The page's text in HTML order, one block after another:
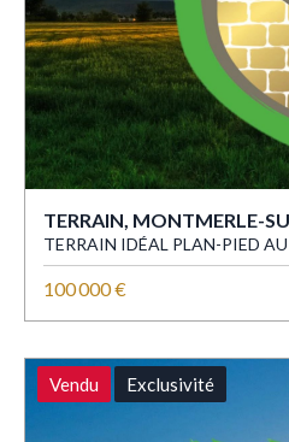
TERRAIN, MONTMERLE-
TERRAIN IDÉAL PLAN-PIED
100 000 €
Vendu Exclusivité